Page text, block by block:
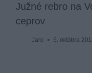
Južné rebro na
ceprov
Jaro 5. októbra